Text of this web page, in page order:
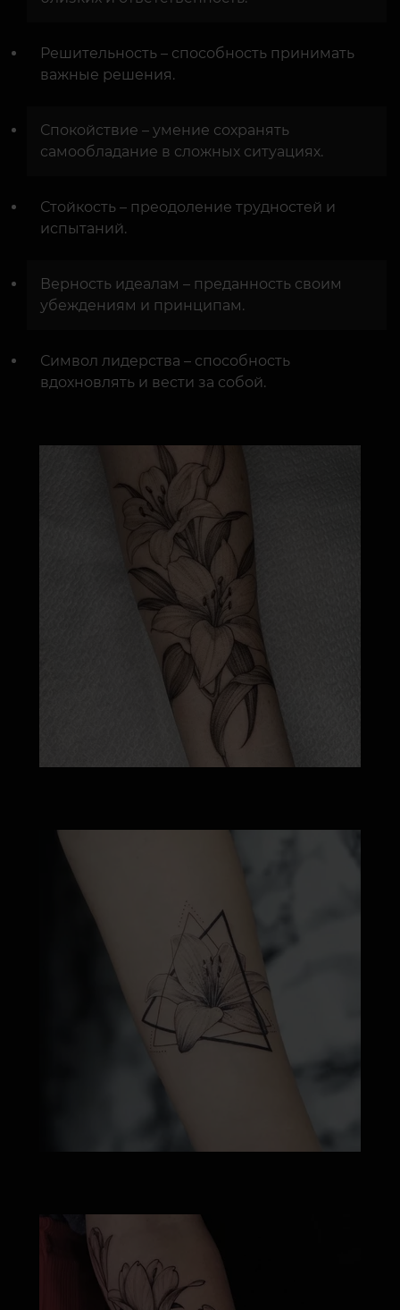
Решительность – способность принимать
важные решения.
Спокойствие – умение сохранять
самообладание в сложных ситуациях.
Стойкость – преодоление трудностей и
испытаний.
Верность идеалам – преданность своим
убеждениям и принципам.
Символ лидерства – способность
вдохновлять и вести за собой.